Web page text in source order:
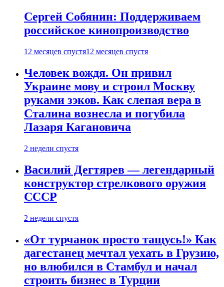
Сергей Собянин: Поддерживаем
российское кинопроизводство
12 месяцев спустя12 месяцев спустя
Человек вождя. Он привил
Украине мову и строил Москву
руками зэков. Как слепая вера в
Сталина вознесла и погубила
Лазаря Кагановича
2 недели спустя
Василий Дегтярев — легендарный
конструктор стрелкового оружия
СССР
2 недели спустя
«От турчанок просто тащусь!» Как
дагестанец мечтал уехать в Грузию,
но влюбился в Стамбул и начал
строить бизнес в Турции